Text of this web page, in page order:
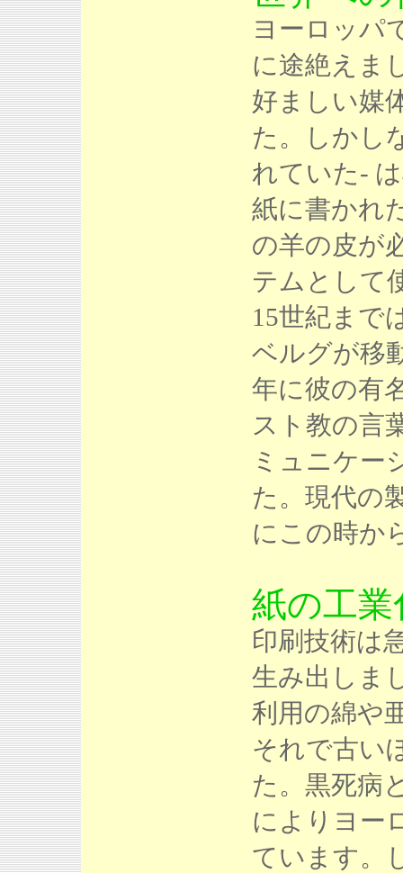
ヨーロッパ
に途絶えま
好ましい媒
た。しかし
れていた-
紙に書かれ
の羊の皮が
テムとして
15世紀まで
ベルグが移
年に彼の有
スト教の言
ミュニケー
た。現代の
にこの時か
紙の工業
印刷技術は
生み出しま
利用の綿や
それで古い
た。黒死病
によりヨー
ています。